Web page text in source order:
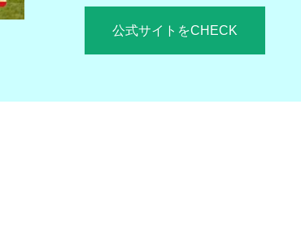
公式サイトをCHECK